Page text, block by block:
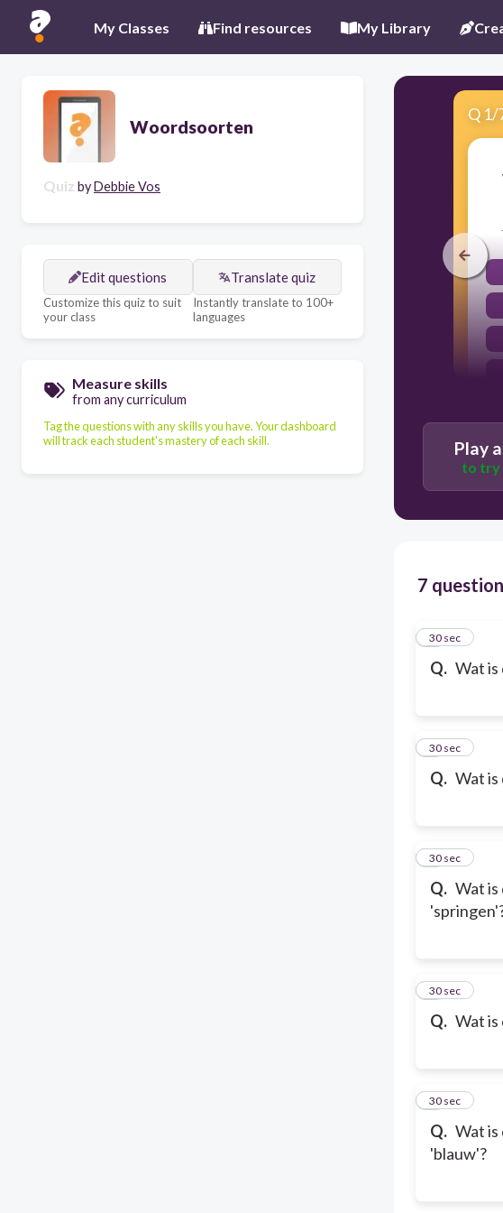
My Classes Find resources My Library
Woordsoorten
Quiz byDebbie Vos
Edit questions
Customize this quiz to suit
your class
Translate quiz
Instantly translate to 100+
languages
Measure skills
from any curriculum
Tag the questions with any skills you have. Your dashboard
will track each student's mastery of each skill.
Q 1/
Play
to try
7
Q. Wat
1
30 sec
Q. Wat
2
30 sec
Q. Wat
3
30 sec
Q. Wat
4
30 sec
Q. Wat
'blauw'?
5
30 sec